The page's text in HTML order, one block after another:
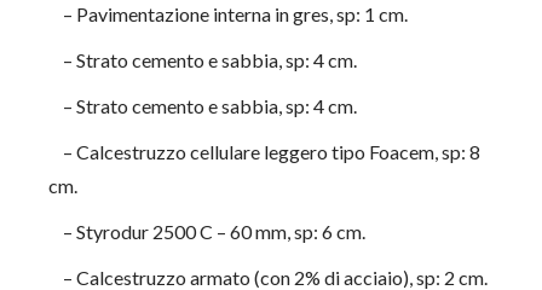
– Pavimentazione interna in gres, sp: 1 cm.
– Strato cemento e sabbia, sp: 4 cm.
– Strato cemento e sabbia, sp: 4 cm.
– Calcestruzzo cellulare leggero tipo Foacem, sp: 8
cm.
– Styrodur 2500 C – 60 mm, sp: 6 cm.
– Calcestruzzo armato (con 2% di acciaio), sp: 2 cm.